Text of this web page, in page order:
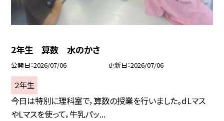
2年生 算数 水のかさ
公開日 2026/07/06 更新日 2026/07/06
２年生
今日は特別に理科室で，算数の授業を行いました。dLマス
やLマスを使って，牛乳パッ...